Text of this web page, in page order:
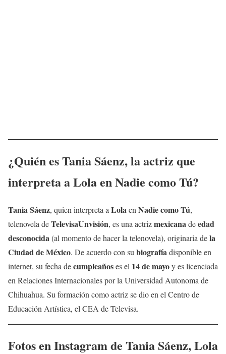
¿Quién esTania Sáenz, la actriz que
interpreta aLolaen Nadie como Tú?
Tania Sáenz, quien interpreta a Lolaen Nadie como Tú,
telenovela deTelevisaUnvisión, es una actrizmexicanadeedad
desconocida(al momento de hacer la telenovela), originaria dela
Ciudad de México. De acuerdo con su biografíadisponible en
internet, su fecha decumpleañoses el 14 de mayoy es licenciada
en Relaciones Internacionales por la Universidad Autonoma de
Chihuahua. Su formación como actriz se dio en el Centro de
Educación Artística, el CEA de Televisa.
Fotos en Instagram de Tania Sáenz,Lola